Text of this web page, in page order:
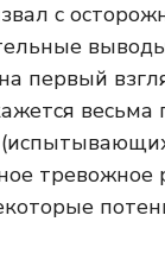
с
первый
тревожное